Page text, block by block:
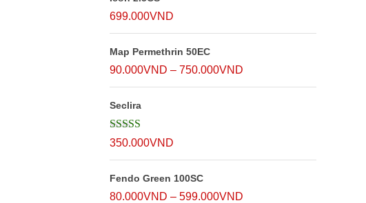
699.000VND
Map Permethrin 50EC
90.000VND – 750.000VND
giá:
Seclira
Được xếp
350.000VND
Fendo Green 100SC
80.000VND – 599.000VND